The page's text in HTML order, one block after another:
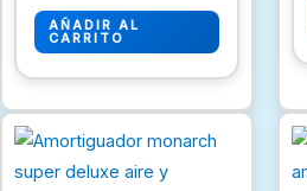
AÑADIR AL
CARRITO